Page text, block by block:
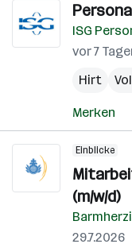
ISG
vor 7
Hirt
Merken
Einblicke
(m/w/d)
29.7.2026